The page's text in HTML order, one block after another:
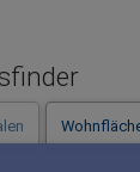
Kontakt
Hersteller